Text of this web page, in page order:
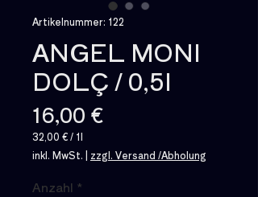
Artikelnummer: 122
ANGEL MONI
DOLÇ / 0,5l
16,00 €Preis
32,00 €/ 1l
32,00 €
pro
Liter
inkl. MwSt. | zzgl. Versand /Abholung
Anzahl *